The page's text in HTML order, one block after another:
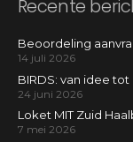
Recente
Beoordeling
14 juli 2026
BIRDS: van idee
24 juni 2026
Loket MIT Zuid
7 mei 2026